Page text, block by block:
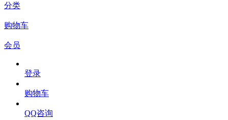
分类
购物车
会员
登录
购物车
QQ咨询